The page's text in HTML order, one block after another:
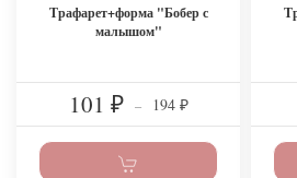
Трафарет+форма "Бобер с
малышом"
101 ₽ – 194 ₽